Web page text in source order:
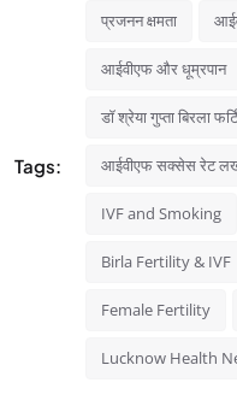
Tags:
प्रजनन क्षमता
आईवीएफ और धूम्रपान
डॉ श्रेया गुप्ता बिरला
आईवीएफ सक्सेस रेट
IVF and Smoking
Birla Fertility & IVF
Female Fertility
Lucknow Health